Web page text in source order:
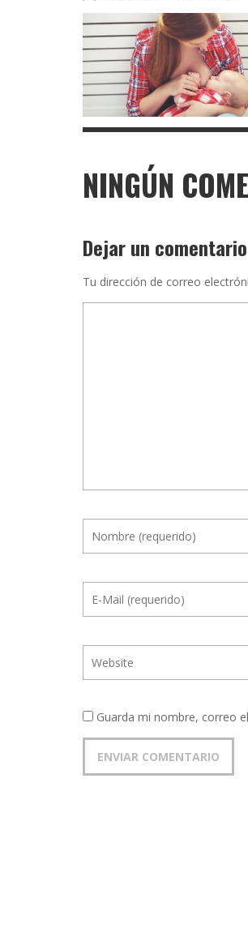
NINGÚN
Dejar un comentario
Tu dirección de correo
Guarda mi nombre, correo